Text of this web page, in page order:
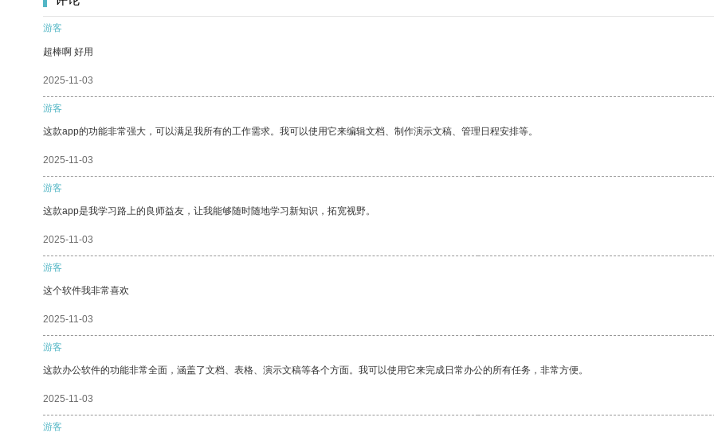
游客
超棒啊 好用
2025-11-03
游客
这款app的功能非常强大，可以满足我所有的工作需求。我可以使用它来编辑文档、制作演示文稿、管理日程安排等。
2025-11-03
游客
这款app是我学习路上的良师益友，让我能够随时随地学习新知识，拓宽视野。
2025-11-03
游客
这个软件我非常喜欢
2025-11-03
游客
这款办公软件的功能非常全面，涵盖了文档、表格、演示文稿等各个方面。我可以使用它来完成日常办公的所有任务，非常方便。
2025-11-03
游客